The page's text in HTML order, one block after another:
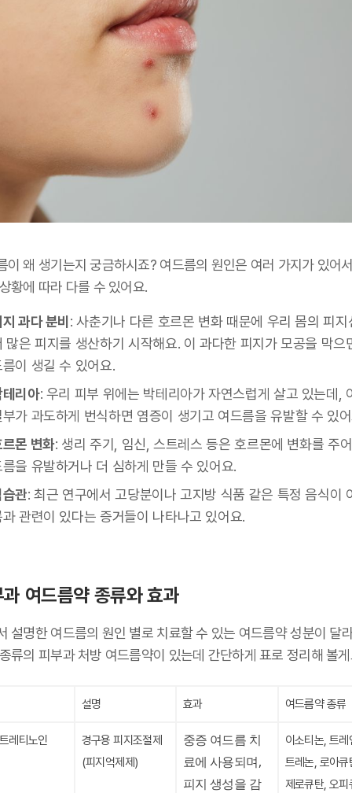
이 왜 생기는지 궁금하시죠? 여드름의 원인은 여러 가지가 있어
황에 따라 다를 수 있어요.
과다 분비 : 사춘기나 다른 호르몬 변화 때문에 우리 몸의 피지
많은 피지를 생산하기 시작해요. 이 과다한 피지가 모공을 막으
름이 생길 수 있어요.
테리아: 우리 피부 위에는 박테리아가 자연스럽게 살고 있는데,
부가 과도하게 번식하면 염증이 생기고 여드름을 유발할 수 있
몬 변화: 생리 주기, 임신, 스트레스 등은 호르몬에 변화를 주
름을 유발하거나 더 심하게 만들 수 있어요.
관: 최근 연구에서 고당분이나 고지방 식품 같은 특정 음식이
과 관련이 있다는 증거들이 나타나고 있어요.
여드름약 종류와 효과
설명한 여드름의 원인 별로 치료할 수 있는 여드름약 성분이 달
류의 피부과 처방 여드름약이 있는데 간단하게 표로 정리해 볼
설명 효과 여드름약 종류
레티노인
경구용 피지조절제
(피지억제제)
중증 여드름 치
료에 사용되며,
피지 생성을 감
이소티논, 트레
트레논, 로아큐
제로큐탄, 오피